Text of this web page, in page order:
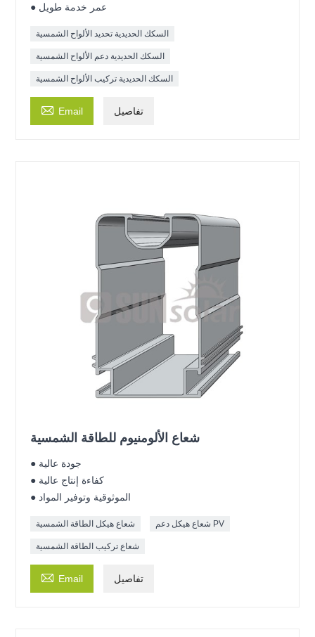
● عمر خدمة طويل
السكك الحديدية تحديد الألواح الشمسية
السكك الحديدية دعم الألواح الشمسية
السكك الحديدية تركيب الألواح الشمسية
 Email تفاصيل
شعاع الألومنيوم للطاقة الشمسية
● جودة عالية
● كفاءة إنتاج عالية
● الموثوقية وتوفير المواد
شعاع هيكل الطاقة الشمسية شعاع هيكل دعم PV
شعاع تركيب الطاقة الشمسية
 Email تفاصيل